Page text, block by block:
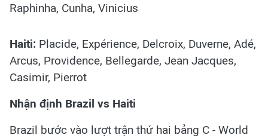
Raphinha, Cunha, Vinicius
Haiti: Placide, Expérience, Delcroix, Duverne, Adé,
Arcus, Providence, Bellegarde, Jean Jacques,
Casimir, Pierrot
Nhận định Brazil vs Haiti
Brazil bước vào lượt trận thứ hai bảng C - World